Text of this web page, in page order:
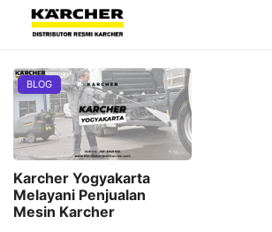
BLOG
Karcher Yogyakarta
Melayani Penjualan
Mesin Karcher